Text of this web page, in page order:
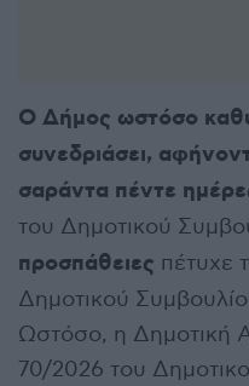
Ο Δήμος ωστόσο
συνεδριάσει,
σαράντα πέντε
του Δημοτικού
προσπάθειες πέτυχε
Δημοτικού
Ωστόσο, η Δημοτική
70/2026 του